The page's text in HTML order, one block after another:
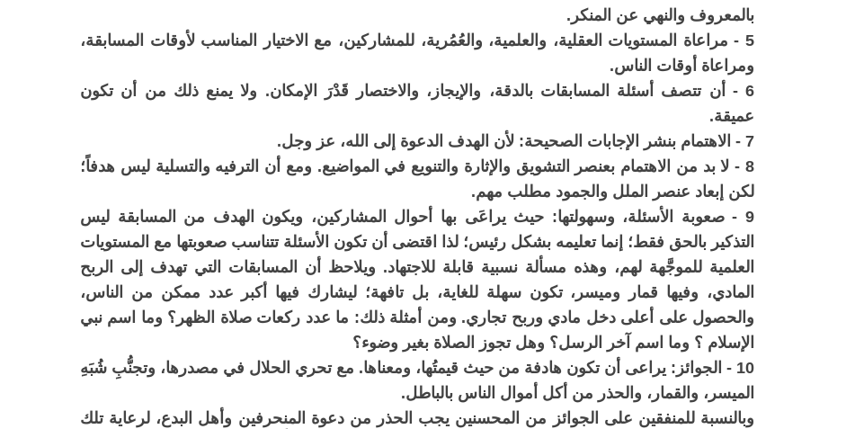
بالمعروف والنهي عن المنكر.
5 - مراعاة المستويات العقلية، والعلمية، والعُمُرية، للمشاركين، مع الاختيار المناسب لأوقات المسابقة،
ومراعاة أوقات الناس.
6 - أن تتصف أسئلة المسابقات بالدقة، والإيجاز، والاختصار قَدْرَ الإمكان. ولا يمنع ذلك من أن تكون
عميقة.
7 - الاهتمام بنشر الإجابات الصحيحة: لأن الهدف الدعوة إلى الله، عز وجل.
8 - لا بد من الاهتمام بعنصر التشويق والإثارة والتنويع في المواضيع. ومع أن الترفيه والتسلية ليس هدفاً؛
لكن إبعاد عنصر الملل والجمود مطلب مهم.
9 - صعوبة الأسئلة، وسهولتها: حيث يراعَى بها أحوال المشاركين، ويكون الهدف من المسابقة ليس
التذكير بالحق فقط؛ إنما تعليمه بشكل رئيس؛ لذا اقتضى أن تكون الأسئلة تتناسب صعوبتها مع المستويات
العلمية للموجَّهة لهم، وهذه مسألة نسبية قابلة للاجتهاد. ويلاحظ أن المسابقات التي تهدف إلى الربح
المادي، وفيها قمار وميسر، تكون سهلة للغاية، بل تافهة؛ ليشارك فيها أكبر عدد ممكن من الناس،
والحصول على أعلى دخل مادي وربح تجاري. ومن أمثلة ذلك: ما عدد ركعات صلاة الظهر؟ وما اسم نبي
الإسلام ؟ وما اسم آخر الرسل؟ وهل تجوز الصلاة بغير وضوء؟
10 - الجوائز: يراعى أن تكون هادفة من حيث قيمتُها، ومعناها. مع تحري الحلال في مصدرها، وتجنُّبِ شُبَهِ
الميسر، والقمار، والحذر من أكل أموال الناس بالباطل.
وبالنسبة للمنفقين على الجوائز من المحسنين يجب الحذر من دعوة المنحرفين وأهل البدع، لرعاية تلك